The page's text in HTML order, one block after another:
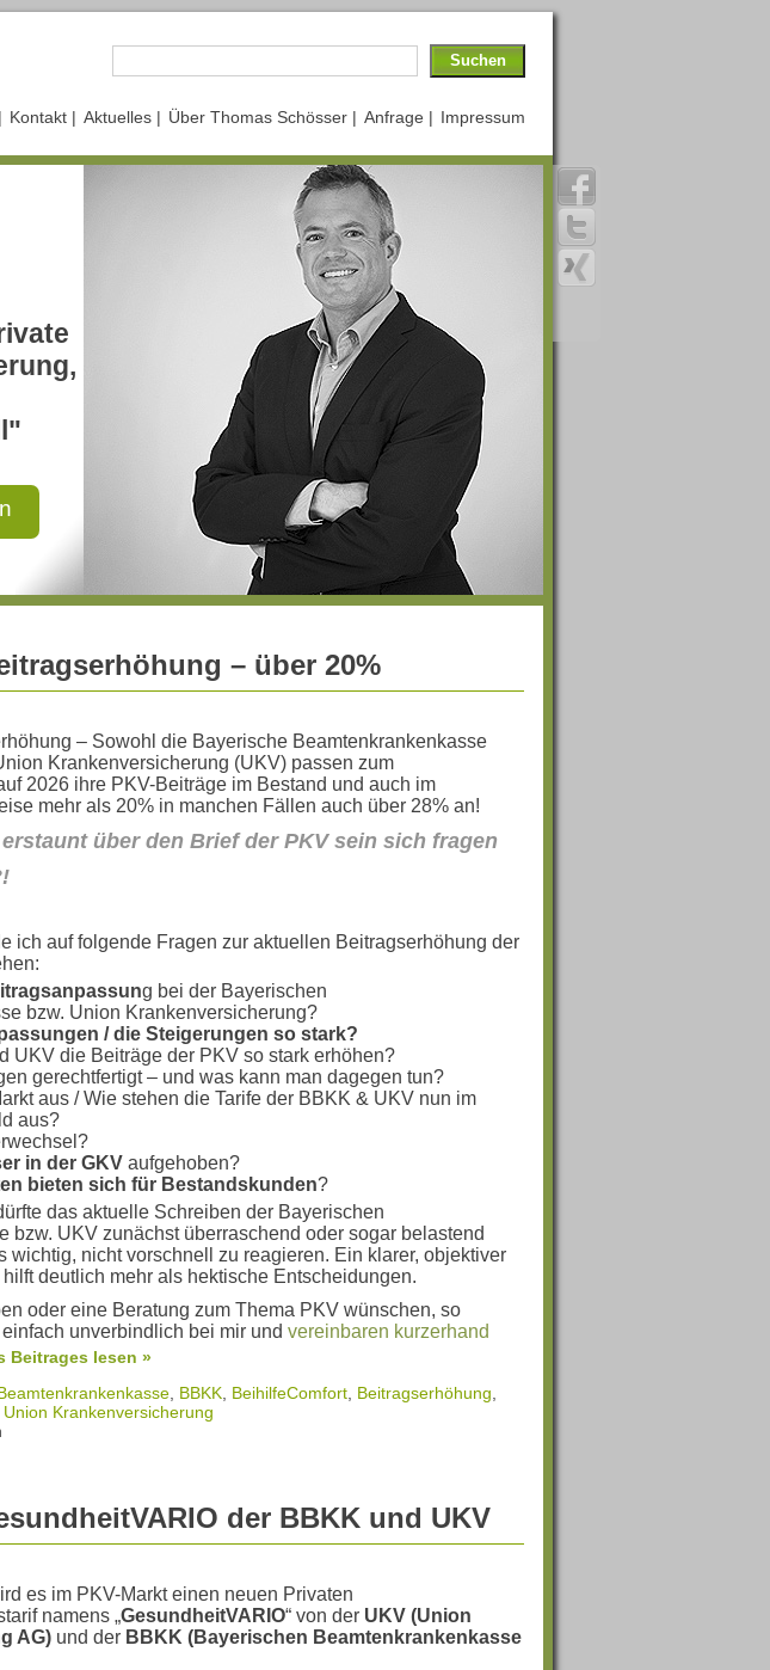
Impressum
Anfrage |
Über Thomas Schösser |
Aktuelles |
Kontakt |
– über 20%
– Sowohl die Bayerische Beamtenkrankenkasse
Krankenversicherung (UKV) passen zum
2026 ihre PKV-Beiträge im Bestand und auch im
mehr als 20% in manchen Fällen auch über 28% an!
über den Brief der PKV sein sich fragen
ich auf folgende Fragen zur aktuellen Beitragserhöhung der
g bei der Bayerischen
bzw. Union Krankenversicherung?
/ die Steigerungen so stark?
UKV die Beiträge der PKV so stark erhöhen?
gerechtfertigt – und was kann man dagegen tun?
aus / Wie stehen die Tarife der BBKK & UKV nun im
aus?
in der GKV aufgehoben?
bieten sich für Bestandskunden?
das aktuelle Schreiben der Bayerischen
bzw. UKV zunächst überraschend oder sogar belastend
wichtig, nicht vorschnell zu reagieren. Ein klarer, objektiver
deutlich mehr als hektische Entscheidungen.
oder eine Beratung zum Thema PKV wünschen, so
unverbindlich bei mir und vereinbaren kurzerhand
Beitrages lesen »
BBKK BeihilfeComfort Beitragserhöhung
Union Krankenversicherung
der BBKK und UKV
es im PKV-Markt einen neuen Privaten
namens „GesundheitVARIO“ von der UKV (Union
AG) und der BBKK (Bayerischen Beamtenkrankenkasse